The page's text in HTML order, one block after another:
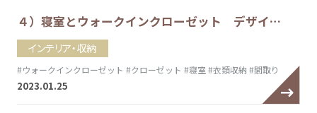
４）寝室とウォークインクローゼット デザイ…
インテリア・収納
#ウォークインクローゼット #クローゼット #寝室 #衣類収納 #間取り
2023.01.25